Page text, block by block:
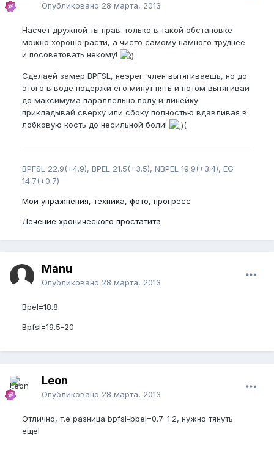
Опубликовано 28 марта, 2013
Насчет дружной ты прав-только в такой обстановке
можно хорошо расти, а чисто самому намного труднее
и посоветовать некому!
Сделаей замер BPFSL, неэрег. член вытягиваешь, но до
этого в воде подержи его минут пять и потом вытягивай
до максимума параллельно полу и линейку
прикладывай сверху или сбоку полностью вдавливая в
лобковую кость до несильной боли!
(
BPFSL 22.9(+4.9), BPEL 21.5(+3.5), NBPEL 19.9(+3.4), EG
14.7(+0.7)
Мои упражнения, техника, фото, прогресс
Лечение хронического простатита
Manu
Опубликовано 28 марта, 2013
Bpel=18.8
Bpfsl=19.5-20
Leon
Опубликовано 28 марта, 2013
Отлично, т.е разница bpfsl-bpel=0.7-1.2, нужно тянуть
еще!